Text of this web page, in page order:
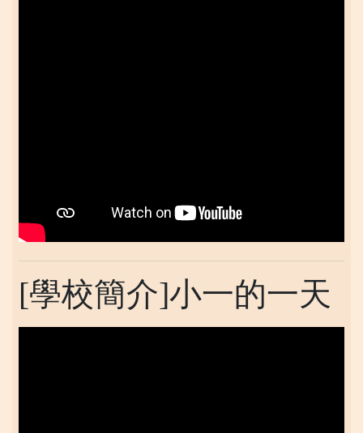
[學校簡介]小一的一天